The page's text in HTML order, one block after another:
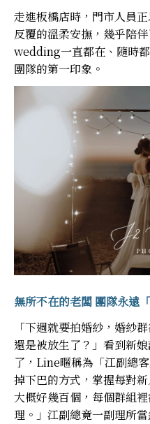
走進板橋店時，門市人員
反覆的溫柔安撫，幾乎陪
wedding一直都在、隨時
團隊的第一印象。
無所不在的老闆 團隊永遠「
「下週就要拍婚紗，婚紗
還是被放生了？」看到新
了，Line暱稱為「江副總
掉下巴的方式，掌握每對
大概好幾百個，每個群組
理。」江副總竟一副理所